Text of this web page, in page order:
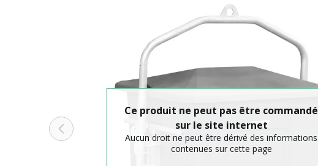
Ce produit ne peut pas être commandé
sur le site internet
Aucun droit ne peut être dérivé des informations
contenues sur cette page